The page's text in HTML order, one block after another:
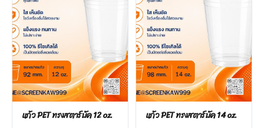
แก้ว PET ทรงสตาร์บัค 12 oz. แก้ว PET ทรงสตาร์บัค 14 oz.